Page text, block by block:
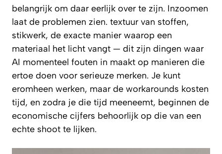
belangrijk om daar eerlijk over te zijn. Inzoomen
laat de problemen zien. textuur van stoffen,
stikwerk, de exacte manier waarop een
materiaal het licht vangt — dit zijn dingen waar
AI momenteel fouten in maakt op manieren die
ertoe doen voor serieuze merken. Je kunt
eromheen werken, maar de workarounds kosten
tijd, en zodra je die tijd meeneemt, beginnen de
economische cijfers behoorlijk op die van een
echte shoot te lijken.